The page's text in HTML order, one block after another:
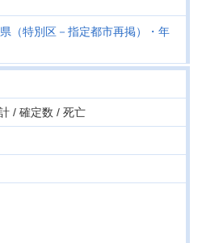
（特別区－指定都市再掲）・年
/ 確定数 / 死亡